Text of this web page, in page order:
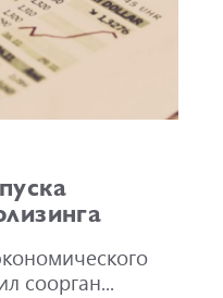
соорган...